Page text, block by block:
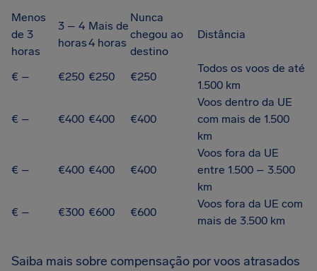
Menos
de 3
horas
3 – 4
horas
Mais de
4 horas
Nunca
chegou ao
destino
Distância
€ – €250 €250 €250
Todos os voos de até
1.500 km
€ – €400 €400 €400
Voos dentro da UE
com mais de 1.500
km
€ – €400 €400 €400
Voos fora da UE
entre 1.500 – 3.500
km
€ –
€300 €600 €600
Voos fora da UE com
mais de 3.500 km
Saiba mais sobre compensação por voos atrasados